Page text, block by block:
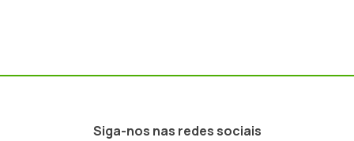
Siga-nos nas redes sociais